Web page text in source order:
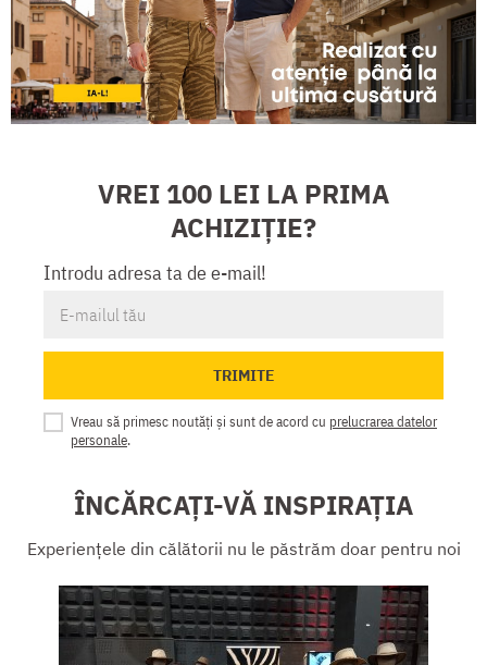
VREI 100 LEI LA PRIMA
ACHIZIȚIE?
Introdu adresa ta de e-mail!
TRIMITE
Vreau să primesc noutăți și sunt de acord cu prelucrarea datelor
personale.
ÎNCĂRCAȚI-VĂ INSPIRAȚIA
Experiențele din călătorii nu le păstrăm doar pentru noi